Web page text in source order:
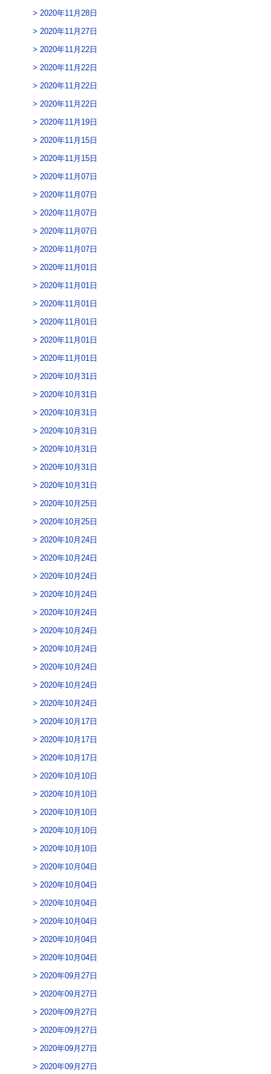
2020年11月28日
2020年11月27日
2020年11月22日
2020年11月22日
2020年11月22日
2020年11月22日
2020年11月19日
2020年11月15日
2020年11月15日
2020年11月07日
2020年11月07日
2020年11月07日
2020年11月07日
2020年11月07日
2020年11月01日
2020年11月01日
2020年11月01日
2020年11月01日
2020年11月01日
2020年11月01日
2020年10月31日
2020年10月31日
2020年10月31日
2020年10月31日
2020年10月31日
2020年10月31日
2020年10月31日
2020年10月25日
2020年10月25日
2020年10月24日
2020年10月24日
2020年10月24日
2020年10月24日
2020年10月24日
2020年10月24日
2020年10月24日
2020年10月24日
2020年10月24日
2020年10月24日
2020年10月17日
2020年10月17日
2020年10月17日
2020年10月10日
2020年10月10日
2020年10月10日
2020年10月10日
2020年10月10日
2020年10月04日
2020年10月04日
2020年10月04日
2020年10月04日
2020年10月04日
2020年10月04日
2020年09月27日
2020年09月27日
2020年09月27日
2020年09月27日
2020年09月27日
2020年09月27日